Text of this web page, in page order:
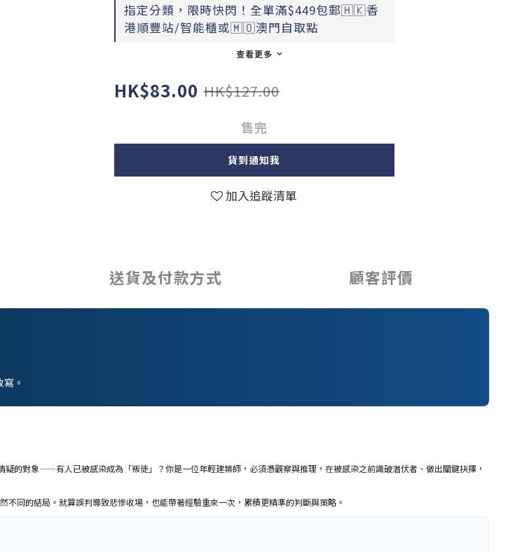
指定分類，限時快閃！全單滿$449包郵🇭🇰香
港順豐站/智能櫃或🇲🇴澳門自取點
查看更多
HK$83.00 HK$127.00
售完
貨到通知我
加入追蹤清單
送貨及付款方式 顧客評價
。
的對象——有人已被感染成為「叛徒」？你是一位年輕建築師，必須憑觀察與推理，在被感染之前識破潛伏者、做出關鍵抉擇，
同的結局。就算誤判導致悲慘收場，也能帶著經驗重來一次，累積更精準的判斷與策略。